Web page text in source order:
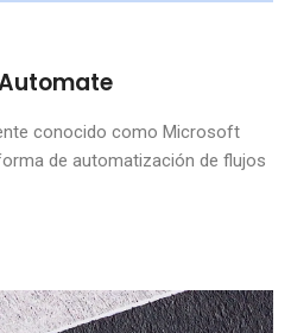
conocido como Microsoft
de automatización de flujos